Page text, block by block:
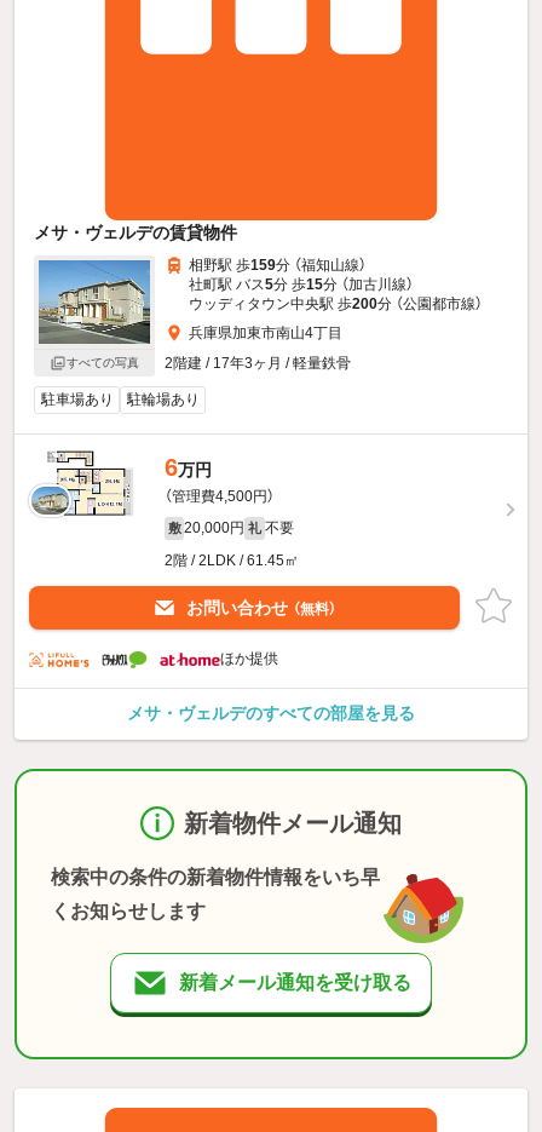
メサ・ヴェルデの賃貸物件
すべての写真
相野駅 歩159分 （福知山線）
社町駅 バス5分 歩15分 （加古川線）
ウッディタウン中央駅 歩200分 （公園都市線）
兵庫県加東市南山4丁目
2階建 / 17年3ヶ月 / 軽量鉄骨
駐車場あり 駐輪場あり
6万円
（管理費4,500円）
敷 20,000円 礼 不要
2階 / 2LDK / 61.45㎡
お問い合わせ （無料）
ほか提供
メサ・ヴェルデのすべての部屋を見る
新着物件メール通知
検索中の条件の新着物件情報をいち早
くお知らせします
新着メール通知を受け取る